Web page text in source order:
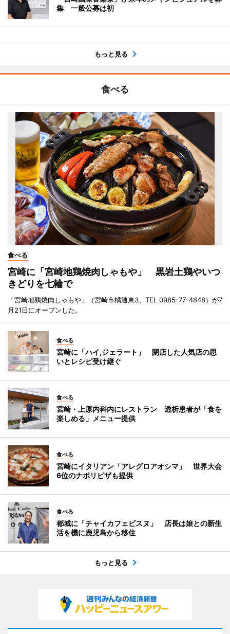
集 一般公募は初
もっと見る
食べる
食べる
宮崎に「宮崎地鶏焼肉しゃもや」 黒岩土鶏やいつ
きどりを七輪で
「宮崎地鶏焼肉しゃもや」（宮崎市橘通東3、TEL 0985-77-4848）が7
月21日にオープンした。
食べる
宮崎に「ハイ,ジェラート」 閉店した人気店の思
いとレシピ受け継ぐ
食べる
宮崎・上原内科内にレストラン 透析患者が「食を
楽しめる」メニュー提供
食べる
宮崎にイタリアン「アレグロアオシマ」 世界大会
6位のナポリピザも提供
食べる
都城に「チャイカフェビスヌ」 店長は娘との新生
活を機に鹿児島から移住
もっと見る